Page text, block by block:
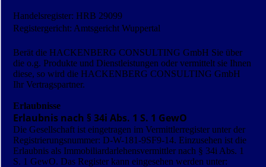
Handelsregister: HRB 29099
Registergericht: Amtsgericht Wuppertal
Berät die HACKENBERG CONSULTING GmbH Sie über
die o.g. Produkte und Dienstleistungen oder vermittelt sie Ihnen
diese, so wird die HACKENBERG CONSULTING GmbH
Ihr Vertragspartner.
Erlaubnisse
Erlaubnis nach § 34i Abs. 1 S. 1 GewO
Die Gesellschaft ist eingetragen im Vermittlerregister unter der
Registrierungs­nummer: D-W-181-9SF9-14. Einzusehen ist die
Erlaubnis als Immobiliardarlehensvermittler nach § 34i Abs. 1
S. 1 GewO. Das Register kann eingesehen werden unter: